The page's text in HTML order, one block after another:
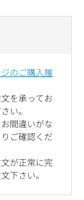
のご購入履
を承ってお
い。
間違いがな
ご確認くだ
が正常に完
下さい。